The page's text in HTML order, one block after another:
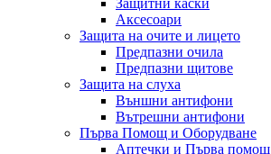
Аксесоари
Защита на очите и лицето
Предпазни очила
Предпазни щитове
Защита на слуха
Външни антифони
Вътрешни антифони
Първа Помощ и Оборудване
Аптечки и Първа помощ